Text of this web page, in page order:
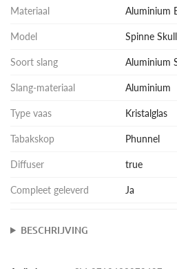
Materiaal Aluminium
Model Spinne
Soort slang Aluminium
Slang-materiaal Aluminium
Type vaas Kristalglas
Tabakskop Phunnel
Diffuser true
Compleet geleverd Ja
BESCHRIJVING